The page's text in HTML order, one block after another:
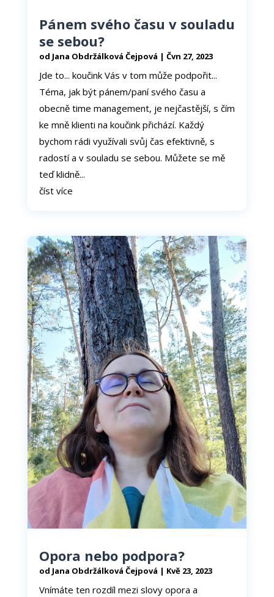
Pánem svého času v souladu
se sebou?
od Jana Obdržálková Čejpová | Čvn 27, 2023
Jde to... koučink Vás v tom může podpořit...
Téma, jak být pánem/paní svého času a
obecně time management, je nejčastější, s čím
ke mně klienti na koučink přichází. Každý
bychom rádi využívali svůj čas efektivně, s
radostí a v souladu se sebou. Můžete se mě
teď klidně...
číst více
Opora nebo podpora?
od Jana Obdržálková Čejpová | Kvě 23, 2023
Vnímáte ten rozdíl mezi slovy opora a